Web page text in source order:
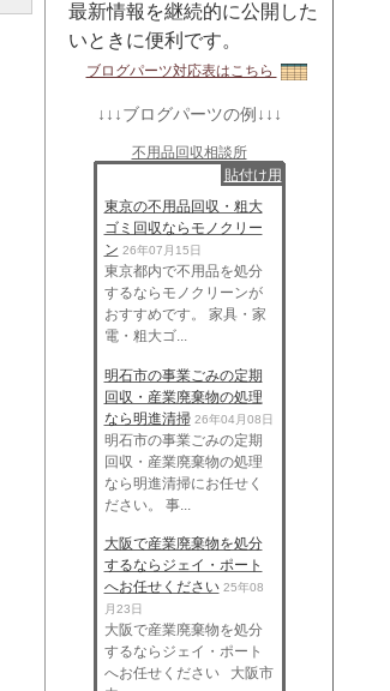
最新情報を継続的に公開した
いときに便利です。
ブログパーツ対応表はこちら
↓↓↓ブログパーツの例↓↓↓
不用品回収相談所
貼付け用
東京の不用品回収・粗大
ゴミ回収ならモノクリー
ン 26年07月15日
東京都内で不用品を処分
するならモノクリーンが
おすすめです。 家具・家
電・粗大ゴ...
明石市の事業ごみの定期
回収・産業廃棄物の処理
なら明進清掃 26年04月08日
明石市の事業ごみの定期
回収・産業廃棄物の処理
なら明進清掃にお任せく
ださい。 事...
大阪で産業廃棄物を処分
するならジェイ・ポート
へお任せください 25年08
月23日
大阪で産業廃棄物を処分
するならジェイ・ポート
へお任せください 大阪市